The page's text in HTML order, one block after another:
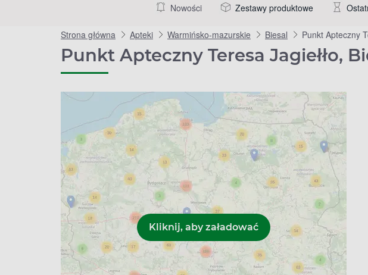
Nowości Zestawy produktowe
Strona główna Apteki Warmińsko-mazurskie Biesal Punkt Apteczny
Punkt Apteczny Teresa Jagiełło,